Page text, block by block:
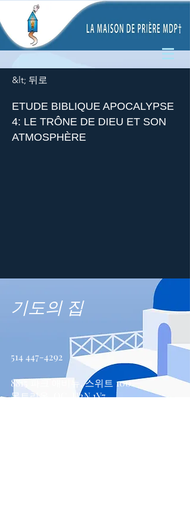
&lt; 뒤로
ETUDE BIBLIQUE APOCALYPSE
4: LE TRÔNE DE DIEU ET SON
ATMOSPHÈRE
기도의 집
514 447-4292
8815 파크 애비뉴, 스위트 100
몬트리올, QC, H2N 1Y7